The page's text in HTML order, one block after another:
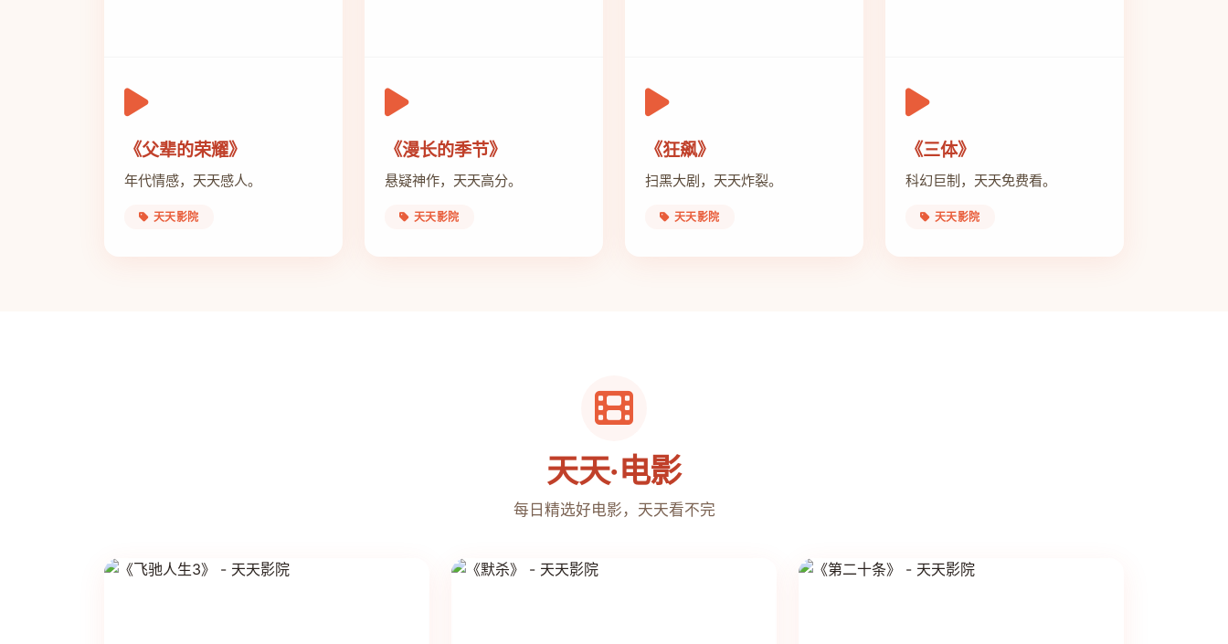
《父辈的荣耀》
年代情感，天天感人。
天天影院
《漫长的季节》
悬疑神作，天天高分。
天天影院
《狂飙》
扫黑大剧，天天炸裂。
天天影院
《三体》
科幻巨制，天天免费看。
天天影院
天天·电影
每日精选好电影，天天看不完